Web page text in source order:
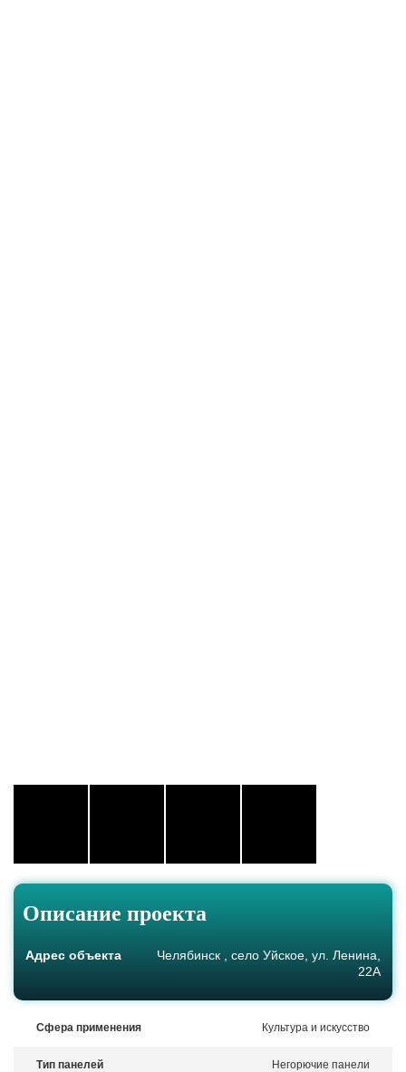
Описание проекта
Адрес объекта
Челябинск , село Уйское, ул. Ленина,
22А
Сфера применения Культура и искусство
Тип панелей Негорючие панели